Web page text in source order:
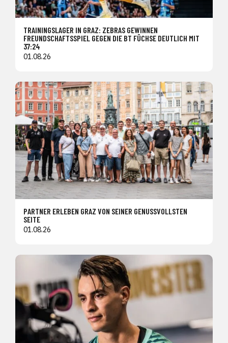
TRAININGSLAGER IN GRAZ: ZEBRAS GEWINNEN
FREUNDSCHAFTSSPIEL GEGEN DIE BT FÜCHSE DEUTLICH MIT
37:24
01.08.26
PARTNER ERLEBEN GRAZ VON SEINER GENUSSVOLLSTEN
SEITE
01.08.26